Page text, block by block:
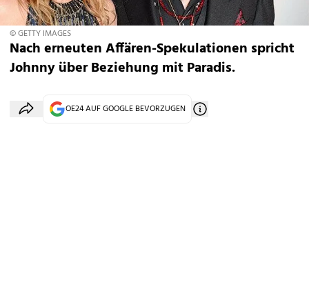
© GETTY IMAGES
Nach erneuten Affären-Spekulationen spricht
Johnny über Beziehung mit Paradis.
OE24 AUF GOOGLE BEVORZUGEN